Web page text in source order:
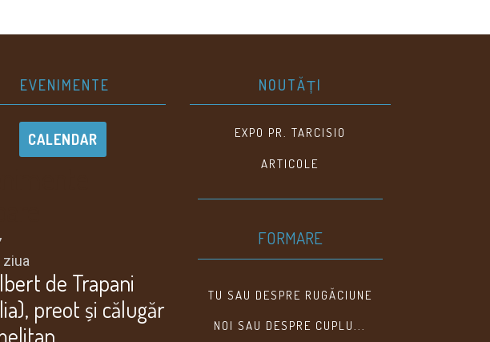
EVENIMENTE
CALENDAR
ziua
de Trapani
preot și călugăr
NOUTĂȚI
EXPO PR. TARCISIO
ARTICOLE
FORMARE
TU SAU DESPRE RUGĂCIUNE
NOI SAU DESPRE CUPLU...